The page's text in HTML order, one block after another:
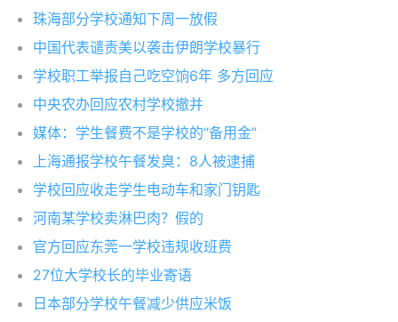
珠海部分学校通知下周一放假
中国代表谴责美以袭击伊朗学校暴行
学校职工举报自己吃空饷6年 多方回应
中央农办回应农村学校撤并
媒体：学生餐费不是学校的“备用金”
上海通报学校午餐发臭：8人被逮捕
学校回应收走学生电动车和家门钥匙
河南某学校卖淋巴肉？假的
官方回应东莞一学校违规收班费
27位大学校长的毕业寄语
日本部分学校午餐减少供应米饭